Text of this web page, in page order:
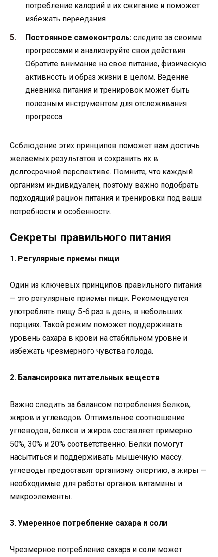
потребление калорий и их сжигание и поможет
избежать переедания.
Постоянное самоконтроль: следите за своими
прогрессами и анализируйте свои действия.
Обратите внимание на свое питание, физическую
активность и образ жизни в целом. Ведение
дневника питания и тренировок может быть
полезным инструментом для отслеживания
прогресса.
Соблюдение этих принципов поможет вам достичь
желаемых результатов и сохранить их в
долгосрочной перспективе. Помните, что каждый
организм индивидуален, поэтому важно подобрать
подходящий рацион питания и тренировки под ваши
потребности и особенности.
Секреты правильного питания
1. Регулярные приемы пищи
Один из ключевых принципов правильного питания
— это регулярные приемы пищи. Рекомендуется
употреблять пищу 5-6 раз в день, в небольших
порциях. Такой режим поможет поддерживать
уровень сахара в крови на стабильном уровне и
избежать чрезмерного чувства голода.
2. Балансировка питательных веществ
Важно следить за балансом потребления белков,
жиров и углеводов. Оптимальное соотношение
углеводов, белков и жиров составляет примерно
50%, 30% и 20% соответственно. Белки помогут
насытиться и поддерживать мышечную массу,
углеводы предоставят организму энергию, а жиры —
необходимые для работы органов витамины и
микроэлементы.
3. Умеренное потребление сахара и соли
Чрезмерное потребление сахара и соли может